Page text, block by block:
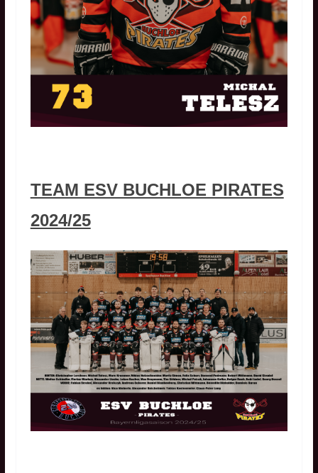
TEAM ESV BUCHLOE PIRATES
2024/25